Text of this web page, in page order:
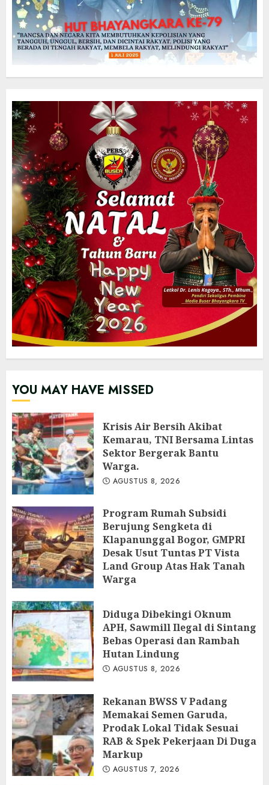
YOU MAY HAVE MISSED
Krisis Air Bersih Akibat
Kemarau, TNI Bersama Lintas
Sektor Bergerak Bantu
Warga.
AGUSTUS 8, 2026
Program Rumah Subsidi
Berujung Sengketa di
Klapanunggal Bogor, GMPRI
Desak Usut Tuntas PT Vista
Land Group Atas Hak Tanah
Warga
Diduga Dibekingi Oknum
APH, Sawmill Ilegal di Sintang
Bebas Operasi dan Rambah
Hutan Lindung
AGUSTUS 8, 2026
Rekanan BWSS V Padang
Memakai Semen Garuda,
Prodak Lokal Tidak Sesuai
RAB & Spek Pekerjaan Di Duga
Markup
AGUSTUS 7, 2026